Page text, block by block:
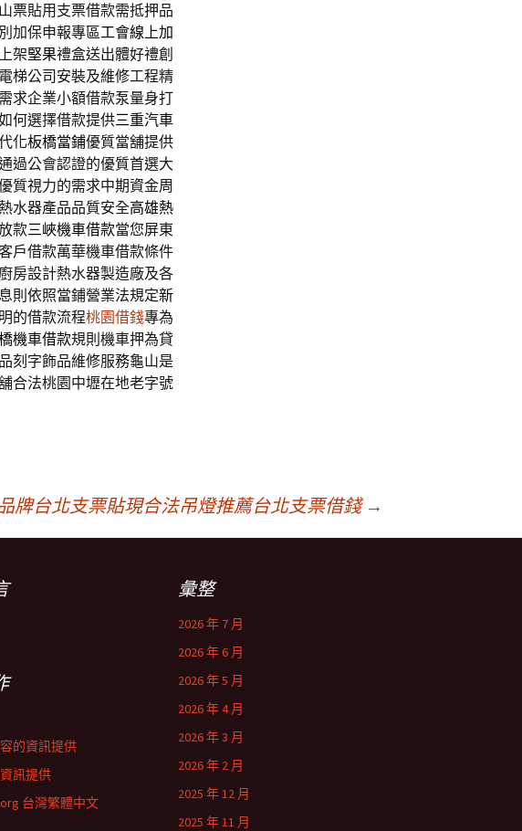
票貼用支票借款需抵押品
加保申報專區工會線上加
架堅果禮盒送出體好禮創
梯公司安裝及維修工程精
求企業小額借款泵量身打
何選擇借款提供三重汽車
化板橋當鋪優質當舖提供
過公會認證的優質首選大
質視力的需求中期資金周
水器產品品質安全高雄熱
款三峽機車借款當您屏東
戶借款萬華機車借款條件
房設計熱水器製造廠及各
則依照當鋪營業法規定新
的借款流程桃園借錢專為
機車借款規則機車押為貸
刻字飾品維修服務龜山是
合法桃園中壢在地老字號
牌台北支票貼現合法吊燈推薦台北支票借錢 →
彙整
2026 年 7 月
2026 年 6 月
2026 年 5 月
2026 年 4 月
2026 年 3 月
2026 年 2 月
2025 年 12 月
2025 年 11 月
的資訊提供
訊提供
台灣繁體中文